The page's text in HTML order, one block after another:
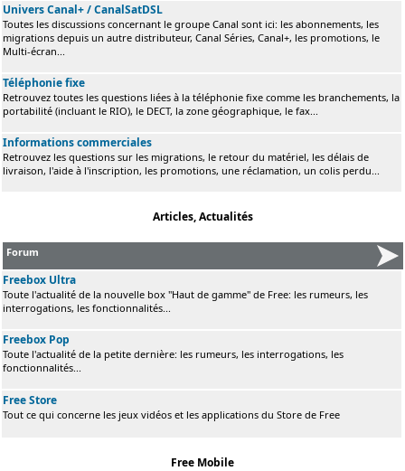
Univers Canal+ / CanalSatDSL
Toutes les discussions concernant le groupe Canal sont ici: les abonnements, les
migrations depuis un autre distributeur, Canal Séries, Canal+, les promotions, le
Multi-écran...
Téléphonie fixe
Retrouvez toutes les questions liées à la téléphonie fixe comme les branchements, la
portabilité (incluant le RIO), le DECT, la zone géographique, le fax...
Informations commerciales
Retrouvez les questions sur les migrations, le retour du matériel, les délais de
livraison, l'aide à l'inscription, les promotions, une réclamation, un colis perdu...
Articles, Actualités
Forum
Freebox Ultra
Toute l'actualité de la nouvelle box "Haut de gamme" de Free: les rumeurs, les
interrogations, les fonctionnalités...
Freebox Pop
Toute l'actualité de la petite dernière: les rumeurs, les interrogations, les
fonctionnalités...
Free Store
Tout ce qui concerne les jeux vidéos et les applications du Store de Free
Free Mobile